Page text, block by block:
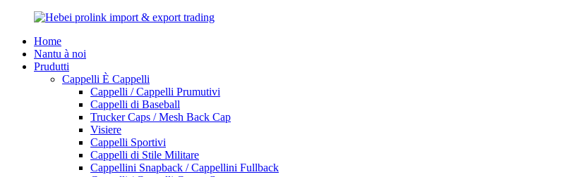
Home
Nantu à noi
Prudutti
Cappelli È Cappelli
Cappelli / Cappelli Prumutivi
Cappelli di Baseball
Trucker Caps / Mesh Back Cap
Visiere
Cappelli Sportivi
Cappelli di Stile Militare
Cappellini Snapback / Cappellini Fullback